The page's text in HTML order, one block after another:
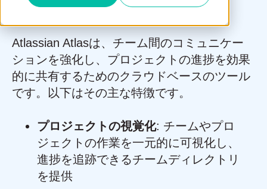
Atlassian Atlasは、チーム間のコミュニケー
ションを強化し、プロジェクトの進捗を効果
的に共有するためのクラウドベースのツール
です。以下はその主な特徴です。
プロジェクトの視覚化: チームやプロ
ジェクトの作業を一元的に可視化し、
進捗を追跡できるチームディレクトリ
を提供